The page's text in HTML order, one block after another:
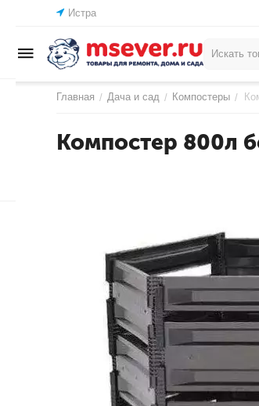
Истра
Главная / Дача и сад / Компостеры /
Компостер 800л